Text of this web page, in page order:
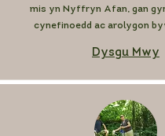
mis yn Nyffryn Afan, gan
cynefinoedd ac arolygon
Dysgu Mwy